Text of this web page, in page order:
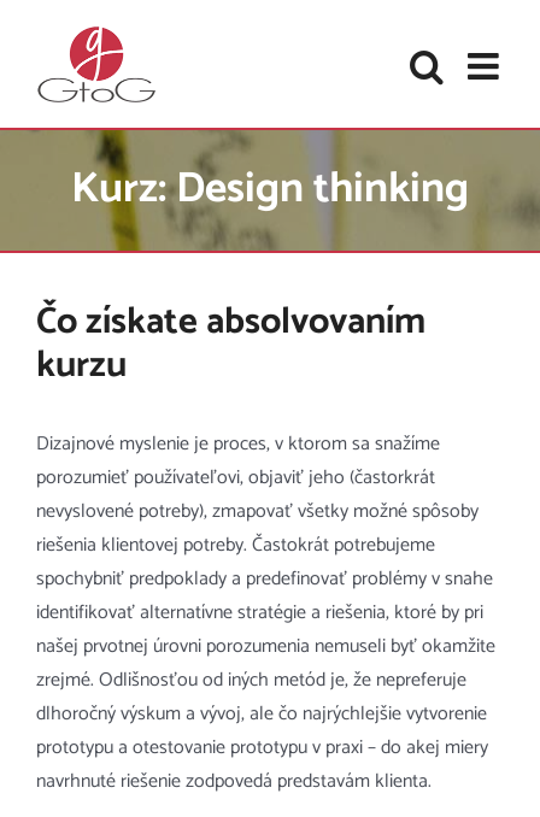
content
Kurz: Design thinking
Čo získate absolvovaním
kurzu
Dizajnové myslenie je proces, v ktorom sa snažíme
porozumieť používateľovi, objaviť jeho (častorkrát
nevyslovené potreby), zmapovať všetky možné spôsoby
riešenia klientovej potreby. Častokrát potrebujeme
spochybniť predpoklady a predefinovať problémy v snahe
identifikovať alternatívne stratégie a riešenia, ktoré by pri
našej prvotnej úrovni porozumenia nemuseli byť okamžite
zrejmé. Odlišnosťou od iných metód je, že nepreferuje
dlhoročný výskum a vývoj, ale čo najrýchlejšie vytvorenie
prototypu a otestovanie prototypu v praxi – do akej miery
navrhnuté riešenie zodpovedá predstavám klienta.